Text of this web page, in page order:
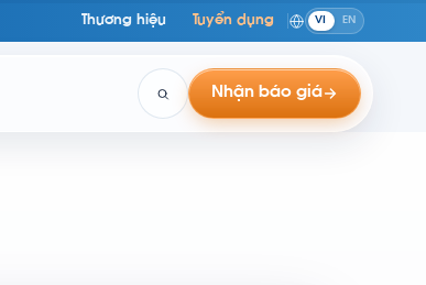
Thương hiệu Tuyển dụng VI EN
Nhận báo giá